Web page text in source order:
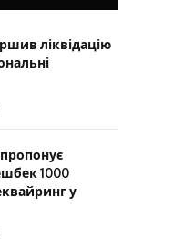
ліквідацію
1000
у